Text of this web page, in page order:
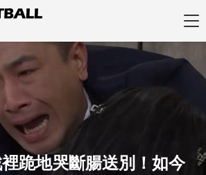
跪地哭斷腸送別！如今